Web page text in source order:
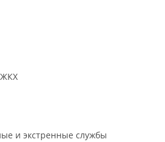
ЖКХ
и экстренные службы